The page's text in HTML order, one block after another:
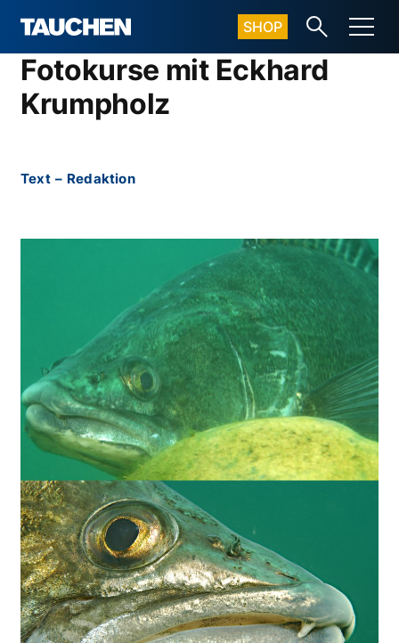
SHOP
Fotokurse mit Eckhard
Krumpholz
Text – Redaktion